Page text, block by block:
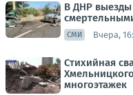
В ДНР
СМИ Вчера,
Стихийная
многоэтажек